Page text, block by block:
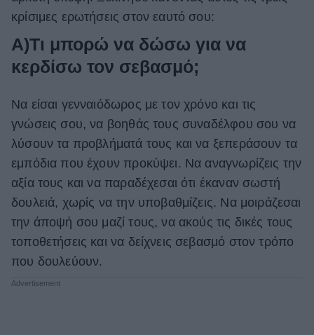
κρίσιμες ερωτήσεις στον εαυτό σου:
Α)Τι μπορώ να δώσω για να
κερδίσω τον σεβασμό;
Να είσαι γενναιόδωρος με τον χρόνο και τις
γνώσεις σου, να βοηθάς τους συναδέλφου σου να
λύσουν τα προβλήματά τους και να ξεπεράσουν τα
εμπόδια που έχουν προκύψει. Να αναγνωρίζεις την
αξία τους και να παραδέχεσαι ότι έκαναν σωστή
δουλειά, χωρίς να την υποβαθμίζεις. Να μοιράζεσαι
την άποψή σου μαζί τους, να ακούς τις δικές τους
τοποθετήσεις και να δείχνεις σεβασμό στον τρόπο
που δουλεύουν.